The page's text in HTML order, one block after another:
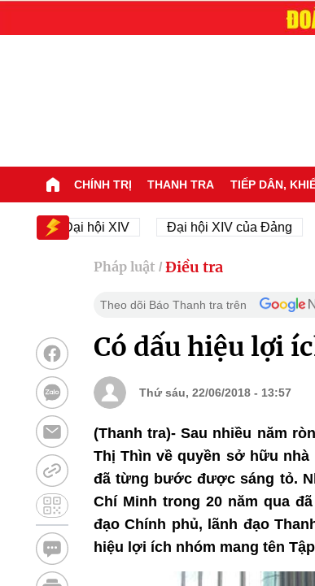
CHÍNH TRỊ THANH TRA TIẾP DÂN,
Đại hội XIV Đại hội XIV của Đảng
Pháp luật / Điều tra
Theo dõi Báo Thanh tra trên
Có dấu hiệu lợi
Thứ sáu, 22/06/2018 - 13:57
(Thanh tra)- Sau nhiều năm
Thị Thìn về quyền sở hữu nhà
đã từng bước được sáng tỏ.
Chí Minh trong 20 năm qua
đạo Chính phủ, lãnh đạo
hiệu lợi ích nhóm mang tên